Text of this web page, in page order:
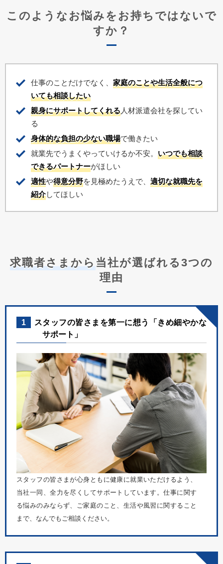
このようなお悩みをお持ちではないで
すか？
仕事のことだけでなく、 家庭のことや生活全般につ
いても相談したい
親身にサポートしてくれる人材派遣会社を探してい
る
身体的な負担の少ない職場で働きたい
就業先でうまくやっていけるか不安。 いつでも相談
できるパートナーがほしい
適性や得意分野を見極めたうえで、 適切な就職先を
紹介してほしい
求職者さまから 当社が選ばれる3つの
理由
1
スタッフの皆さまを第一に想う「きめ細やかな
サポート」
スタッフの皆さまが心身ともに健康に就業いただけるよう、
当社一同、全力を尽くしてサポートしています。仕事に関す
る悩みのみならず、ご家庭のこと、生活や風習に関すること
まで、なんでもご相談ください。